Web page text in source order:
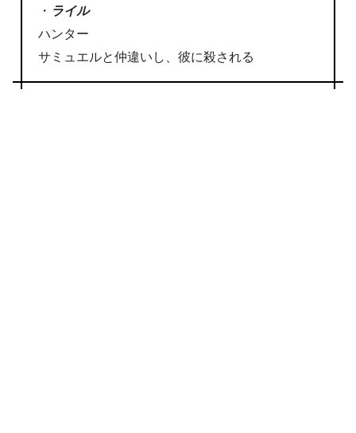
・ ライル
ハンター
サミュエルと仲違いし、彼に殺される